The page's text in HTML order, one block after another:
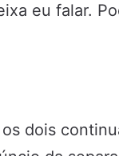
eu falar.
dois